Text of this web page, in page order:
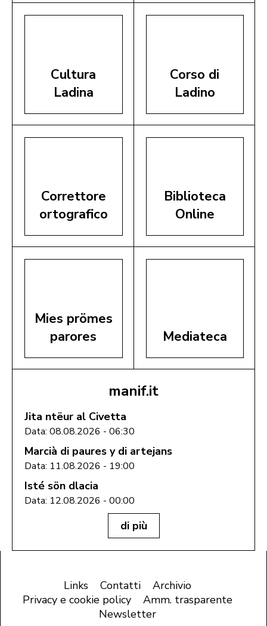
Cultura
Ladina
Corso di
Ladino
Correttore
ortografico
Biblioteca
Online
Mies prömes
parores
Mediateca
manif.it
Jita ntëur al Civetta
Data: 08.08.2026 - 06:30
Marcià di paures y di artejans
Data: 11.08.2026 - 19:00
Isté sön dlacia
Data: 12.08.2026 - 00:00
di più
Links Contatti
Archivio
Privacy e cookie policy
Amm. trasparente
Newsletter